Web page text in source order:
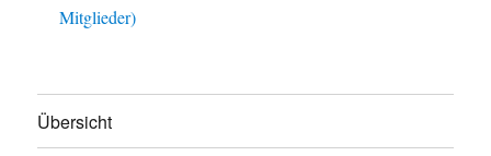
Mitglieder)
Übersicht